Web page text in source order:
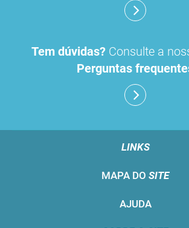
Tem dúvidas? Consulte a
Perguntas
LINKS
MAPA DO SITE
AJUDA